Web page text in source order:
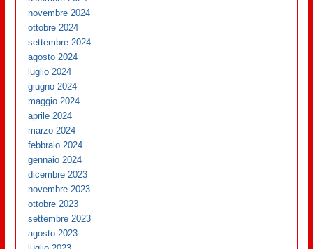
novembre 2024
ottobre 2024
settembre 2024
agosto 2024
luglio 2024
giugno 2024
maggio 2024
aprile 2024
marzo 2024
febbraio 2024
gennaio 2024
dicembre 2023
novembre 2023
ottobre 2023
settembre 2023
agosto 2023